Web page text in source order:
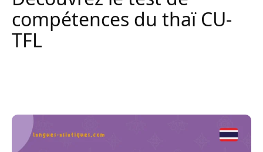
compétences du thaï CU-
TFL